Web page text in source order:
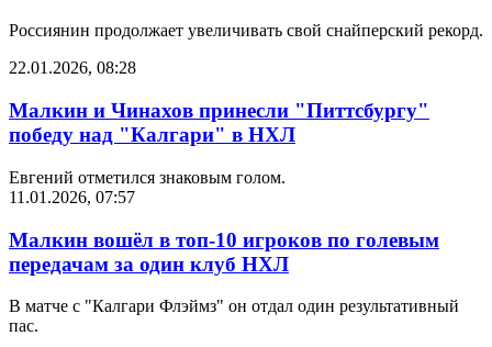
Россиянин продолжает увеличивать свой снайперский рекорд.
22.01.2026, 08:28
Малкин и Чинахов принесли "Питтсбургу"
победу над "Калгари" в НХЛ
Евгений отметился знаковым голом.
11.01.2026, 07:57
Малкин вошёл в топ-10 игроков по голевым
передачам за один клуб НХЛ
В матче с "Калгари Флэймз" он отдал один результативный
пас.